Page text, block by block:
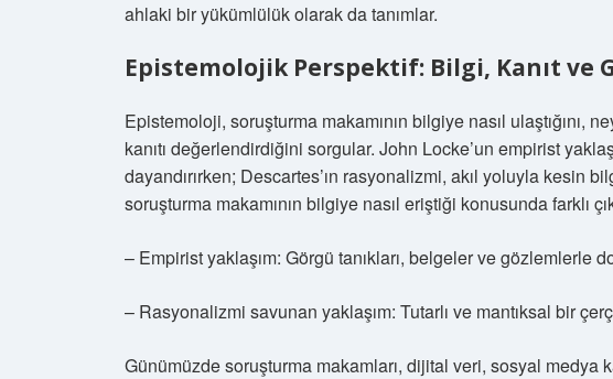
ahlaki bir yükümlülük olarak da tanımlar.
Epistemolojik Perspektif: Bilgi, Kanıt ve
Epistemoloji, soruşturma makamının bilgiye nasıl ulaştığını,
kanıtı değerlendirdiğini sorgular. John Locke’un empirist
dayandırırken; Descartes’ın rasyonalizmi, akıl yoluyla kesin
soruşturma makamının bilgiye nasıl eriştiği konusunda farklı
– Empirist yaklaşım: Görgü tanıkları, belgeler ve gözlemlerle
– Rasyonalizmi savunan yaklaşım: Tutarlı ve mantıksal bir
Günümüzde soruşturma makamları, dijital veri, sosyal medya